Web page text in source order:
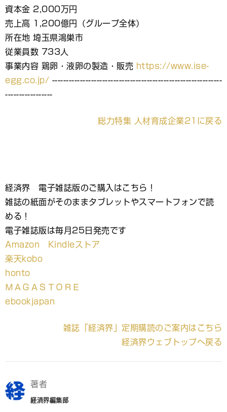
資本金 2,000万円
売上高 1,200億円（グループ全体）
所在地 埼玉県鴻巣市
従業員数 733人
事業内容 鶏卵・液卵の製造・販売 https://www.ise-
egg.co.jp/ -------------------------------------------------------------
-----------------
総力特集 人材育成企業21に戻る
経済界 電子雑誌版のご購入はこちら！
雑誌の紙面がそのままタブレットやスマートフォンで読
める！
電子雑誌版は毎月25日発売です
Amazon Kindleストア
楽天kobo
honto
ＭＡＧＡＳＴＯＲＥ
ebookjapan
雑誌「経済界」定期購読のご案内はこちら
経済界ウェブトップへ戻る
著者
経済界編集部